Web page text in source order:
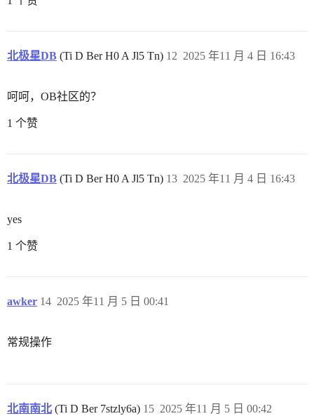
北极星DB (Ti D Ber H0 A Jl5 Tn) 2025 年11 月 4 日 16:43
12
呵呵，OB社区的？
1 个赞
北极星DB (Ti D Ber H0 A Jl5 Tn) 2025 年11 月 4 日 16:43
13
yes
1 个赞
awker 2025 年11 月 5 日 00:41
14
常规操作
北南南北(Ti D Ber 7stzly6a) 2025 年11 月 5 日 00:42
15